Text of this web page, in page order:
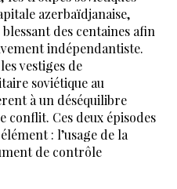
azerbaïdjanaise,
des centaines afin
indépendantiste.
vestiges de
soviétique au
à un déséquilibre
conflit. Ces deux épisodes
: l’usage de la
de contrôle